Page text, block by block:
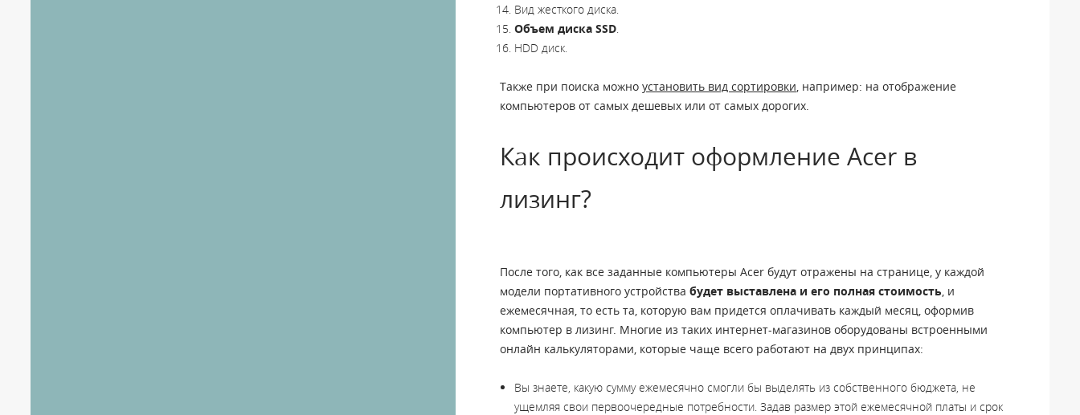
Вид жесткого диска.
Объем диска SSD.
HDD диск.
Также при поиска можно установить вид сортировки, например: на отображение
компьютеров от самых дешевых или от самых дорогих.
Как происходит оформление Acer в
лизинг?
После того, как все заданные компьютеры Acer будут отражены на странице, у каждой
модели портативного устройства будет выставлена и его полная стоимость, и
ежемесячная, то есть та, которую вам придется оплачивать каждый месяц, оформив
компьютер в лизинг. Многие из таких интернет-магазинов оборудованы встроенными
онлайн калькуляторами, которые чаще всего работают на двух принципах:
Вы знаете, какую сумму ежемесячно смогли бы выделять из собственного бюджета, не
ущемляя свои первоочередные потребности. Задав размер этой ежемесячной платы и срок